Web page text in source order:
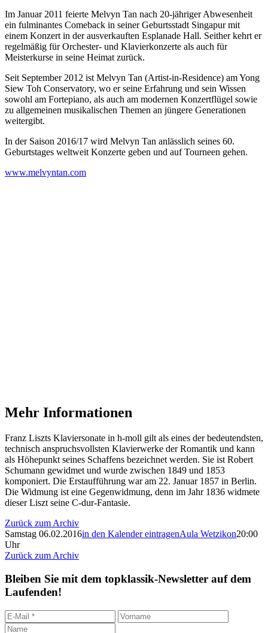
Im Januar 2011 feierte Melvyn Tan nach 20-jähriger Abwesenheit
ein fulminantes Comeback in seiner Geburtsstadt Singapur mit
einem Konzert in der ausverkauften Esplanade Hall. Seither kehrt er
regelmäßig für Orchester- und Klavierkonzerte als auch für
Meisterkurse in seine Heimat zurück.
Seit September 2012 ist Melvyn Tan (Artist-in-Residence) am Yong
Siew Toh Conservatory, wo er seine Erfahrung und sein Wissen
sowohl am Fortepiano, als auch am modernen Konzertflügel sowie
zu allgemeinen musikalischen Themen an jüngere Generationen
weitergibt.
In der Saison 2016/17 wird Melvyn Tan anlässlich seines 60.
Geburtstages weltweit Konzerte geben und auf Tourneen gehen.
www.melvyntan.com
Mehr Informationen
Franz Liszts Klaviersonate in h-moll gilt als eines der bedeutendsten,
technisch anspruchsvollsten Klavierwerke der Romantik und kann
als Höhepunkt seines Schaffens bezeichnet werden. Sie ist Robert
Schumann gewidmet und wurde zwischen 1849 und 1853
komponiert. Die Erstaufführung war am 22. Januar 1857 in Berlin.
Die Widmung ist eine Gegenwidmung, denn im Jahr 1836 widmete
dieser Liszt seine C-dur-Fantasie.
Zurück zum Archiv
Samstag 06.02.2016in den Kalender eintragenAula Wetzikon20:00
Uhr
Zurück zum Archiv
Bleiben Sie mit dem topklassik-Newsletter auf dem
Laufenden!